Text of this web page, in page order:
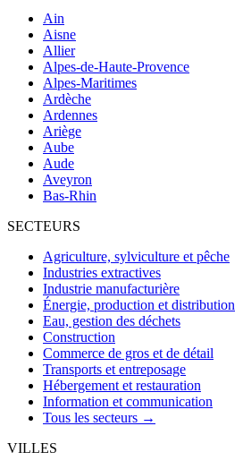
Ain
Aisne
Allier
Alpes-de-Haute-Provence
Alpes-Maritimes
Ardèche
Ardennes
Ariège
Aube
Aude
Aveyron
Bas-Rhin
SECTEURS
Agriculture, sylviculture et pêche
Industries extractives
Industrie manufacturière
Énergie, production et distribution
Eau, gestion des déchets
Construction
Commerce de gros et de détail
Transports et entreposage
Hébergement et restauration
Information et communication
Tous les secteurs →
VILLES